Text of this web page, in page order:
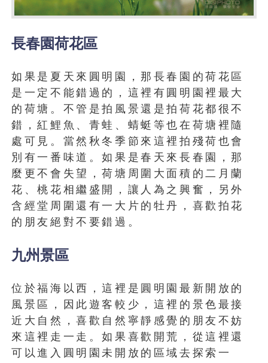
長春園荷花區
如果是夏天來圓明園，那長春園的荷花區
是一定不能錯過的，這裡有圓明園裡最大
的荷塘。不管是拍風景還是拍荷花都很不
錯，紅鯉魚、青蛙、蜻蜓等也在荷塘裡隨
處可見。當然秋冬季節來這裡拍殘荷也會
別有一番味道。如果是春天來長春園，那
麼更不會失望，荷塘周圍大面積的二月蘭
花、桃花相繼盛開，讓人為之興奮，另外
含經堂周圍還有一大片的牡丹，喜歡拍花
的朋友絕對不要錯過。
九州景區
位於福海以西，這裡是圓明園最新開放的
風景區，因此遊客較少，這裡的景色最接
近大自然，喜歡自然寧靜感覺的朋友不妨
來這裡走一走。如果喜歡開荒，從這裡還
可以進入圓明園未開放的區域去探索一